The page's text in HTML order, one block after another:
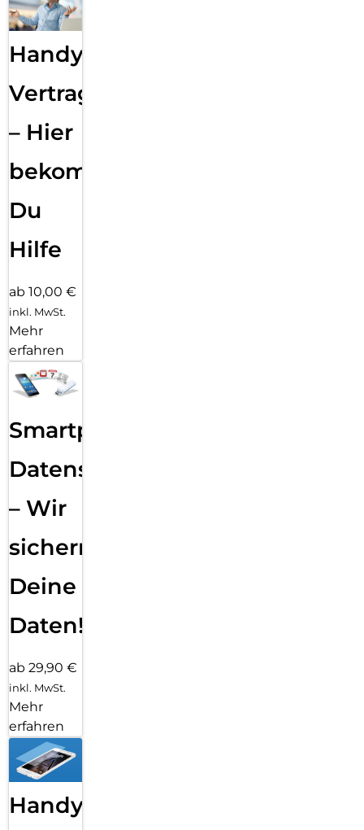
Handy
Vertragsabwicklung
– Hier
bekommst
Du
Hilfe
ab 10,00 €
inkl. MwSt.
Mehr
erfahren
Smartphone
Datensicherung
– Wir
sichern
Deine
Daten!
ab 29,90 €
inkl. MwSt.
Mehr
erfahren
Handy